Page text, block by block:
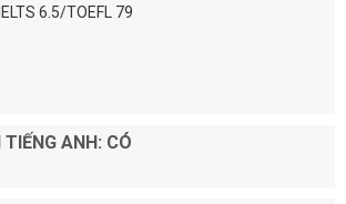
IELTS 6.5/TOEFL 79
TIẾNG ANH: CÓ